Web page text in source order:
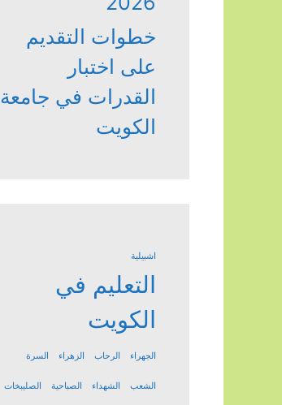
خطوات التقديم
على اختبار
القدرات في جامعة
الكويت
اشبيلية
التعليم في
الكويت
الجهراء الرحاب الزهراء السرة
الشعب الشهداء الصباحية الصليبخات